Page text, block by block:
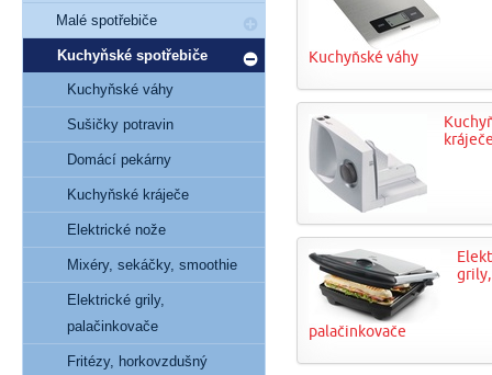
Kuchyňské váhy
grily,
palačinkovače
Malé spotřebiče
Kuchyňské spotřebiče
Kuchyňské váhy
Sušičky potravin
Domácí pekárny
Kuchyňské kráječe
Elektrické nože
Mixéry, sekáčky, smoothie
Elektrické grily,
palačinkovače
Fritézy, horkovzdušný